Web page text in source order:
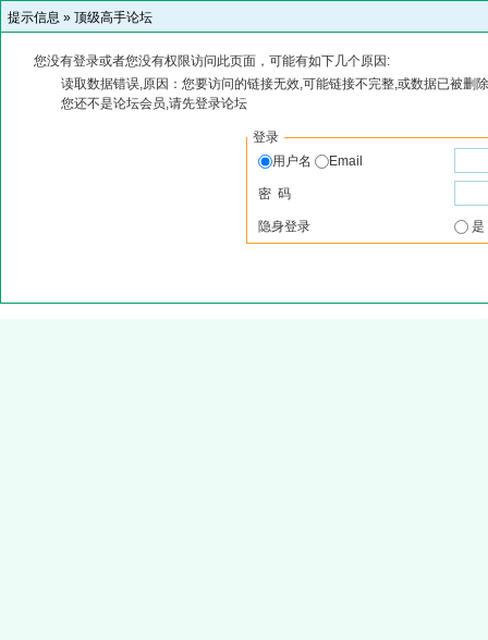
提示信息 » 顶级高手论坛
您没有登录或者您没有权限访问此页面，可能有如下几个原因:
读取数据错误,原因：您要访问的链接无效,可能链接不完整,或数据已被删
您还不是论坛会员,请先登录论坛
登录
用户名
Email
密 码
隐身登录